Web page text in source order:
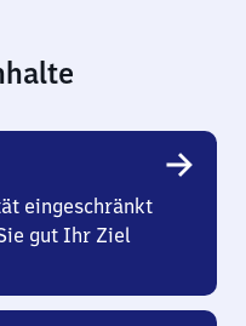
eingeschränkt
gut Ihr Ziel